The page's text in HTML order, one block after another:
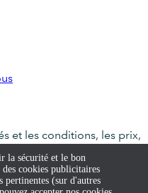
et les conditions, les prix,
soutien technique
la sécurité et le bon
cookies publicitaires
pertinentes (sur d'autres